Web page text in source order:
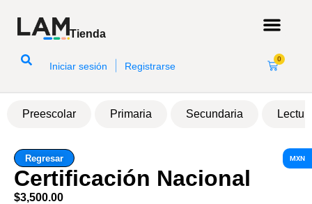
MXN
Tienda
Iniciar sesión Registrarse
0
Preescolar Primaria Secundaria
Regresar
Certificación Nacional
$3,500.00